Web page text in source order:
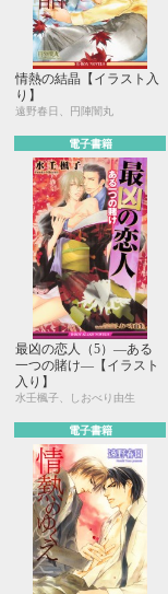
情熱の結晶【イラスト入
り】
遠野春日、円陣闇丸
電子書籍
最凶の恋人（5）―ある
一つの賭け―【イラスト
入り】
水壬楓子、しおべり由生
電子書籍